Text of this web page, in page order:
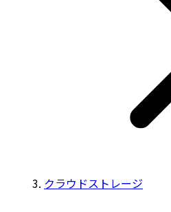
クラウドストレージ